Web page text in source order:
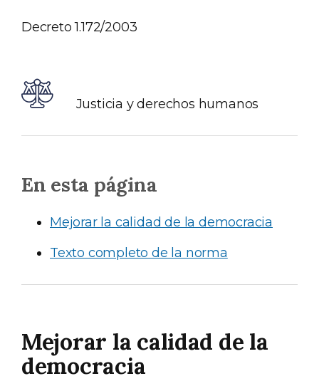
Decreto 1.172/2003
Justicia y derechos humanos
En esta página
Mejorar la calidad de la democracia
Texto completo de la norma
Mejorar la calidad de la
democracia